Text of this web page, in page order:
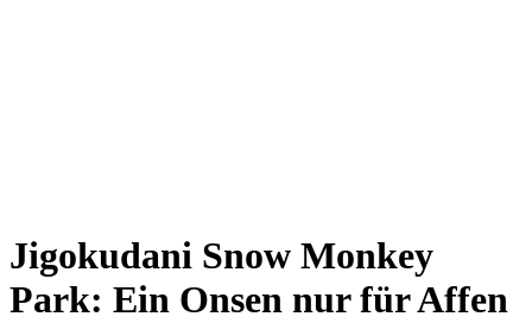
Jigokudani Snow Monkey
Park: Ein Onsen nur für Affen